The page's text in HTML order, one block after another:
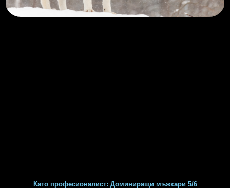
Като професионалист: Доминиращи мъжкари 5/6